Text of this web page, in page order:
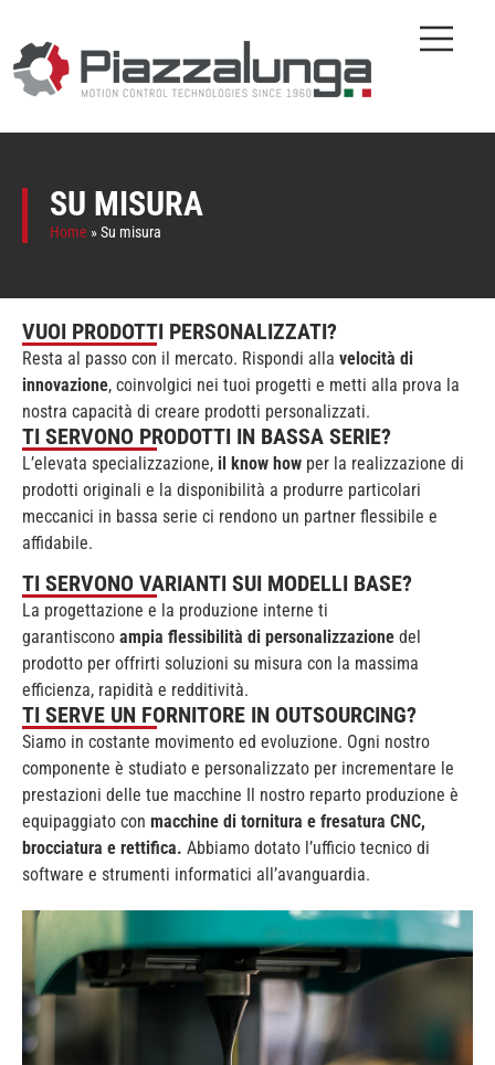
SU MISURA
Home »Su misura
VUOI PRODOTTI PERSONALIZZATI?
Resta al passo con il mercato. Rispondi alla velocità di
innovazione, coinvolgici nei tuoi progetti e metti alla prova la
nostra capacità di creare prodotti personalizzati.
TI SERVONO PRODOTTI IN BASSA SERIE?
L’elevata specializzazione, il know how per la realizzazione di
prodotti originali e la disponibilità a produrre particolari
meccanici in bassa serie ci rendono un partner flessibile e
affidabile.
TI SERVONO VARIANTI SUI MODELLI BASE?
La progettazione e la produzione interne ti
garantiscono ampia flessibilità di personalizzazione del
prodotto per offrirti soluzioni su misura con la massima
efficienza, rapidità e redditività.
TI SERVE UN FORNITORE IN OUTSOURCING?
Siamo in costante movimento ed evoluzione. Ogni nostro
componente è studiato e personalizzato per incrementare le
prestazioni delle tue macchine Il nostro reparto produzione è
equipaggiato con macchine di tornitura e fresatura CNC,
brocciatura e rettifica.
software e strumenti informatici all’avanguardia.